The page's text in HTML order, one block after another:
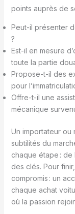
points auprès de
Peut-il présenter
?
Est-il en mesure
toute la partie
Propose-t-il des
pour
Offre-t-il une
mécanique
Un importateur ou
subtilités du
chaque étape : de
des clés. Pour
compromis : un
chaque achat
où la passion